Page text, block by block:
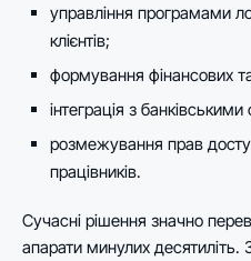
управління програмами
клієнтів;
формування фінансових та
інтеграція з
розмежування прав
працівників.
Сучасні рішення значно
апарати минулих десятиліть.